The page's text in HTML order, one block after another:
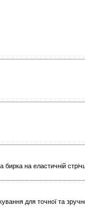
на еластичній
для точної та